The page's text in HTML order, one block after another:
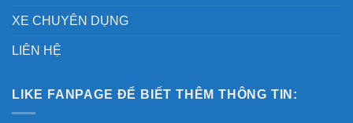
XE CHUYÊN DỤNG
LIÊN HỆ
LIKE FANPAGE ĐỂ BIẾT THÊM THÔNG TIN: